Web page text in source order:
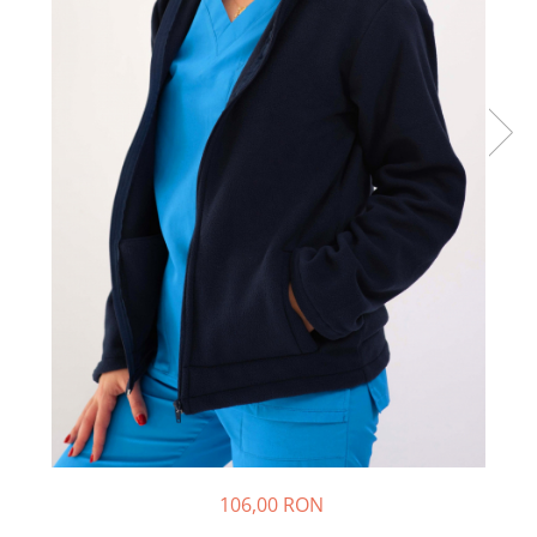
Halate medicale barbati
Halate medicale P2 cu fluturas
Halate medicale cu nasturi
Halate medicale cu fermoar
Halate medicale polar - unisex
Halate medicale albe
Fuste, Sarafane
Sarafane Mira
Fuste medicale
Sarafane medicale
Veste, Jachete
Veste de lucru
Jachete de lucru
106,00 RON